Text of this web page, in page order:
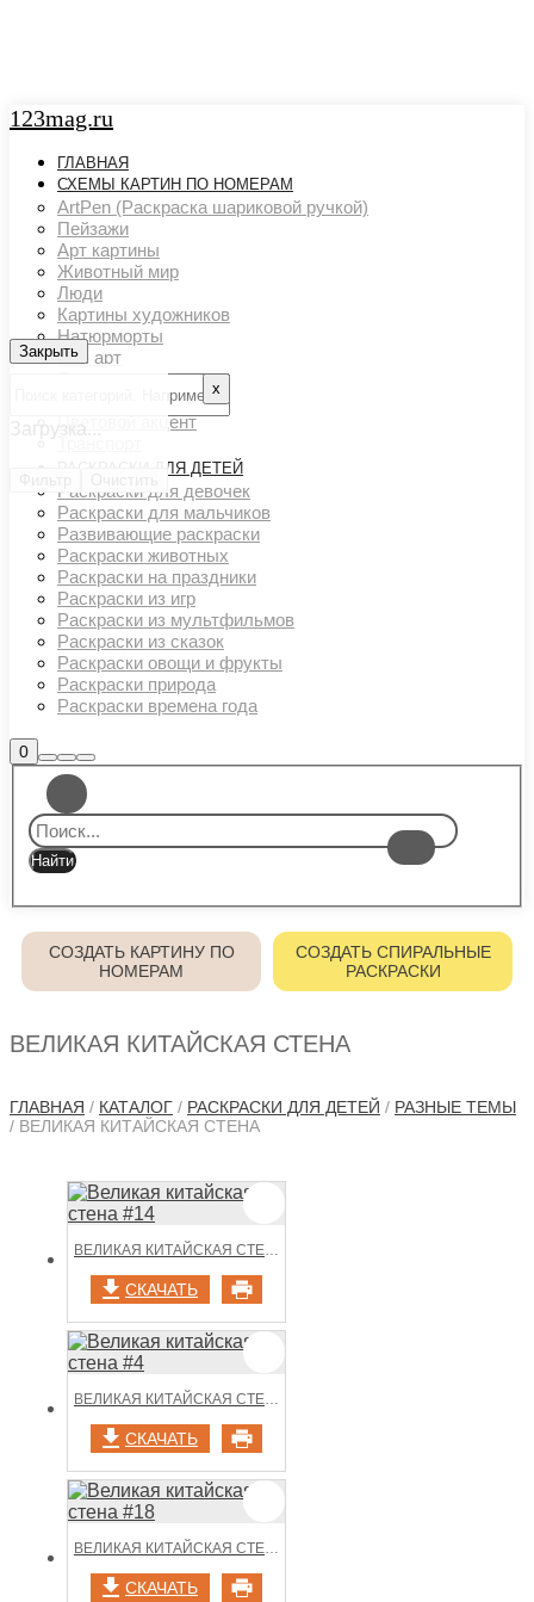
123mag.ru
ГЛАВНАЯ
СХЕМЫ КАРТИН ПО НОМЕРАМ
ArtPen (Раскраска шариковой ручкой)
Пейзажи
Арт картины
Животный мир
Люди
Картины художников
Натюрморты
Поп арт
Страны и города
Цветовой акцент
РАСКРАСКИ ДЛЯ ДЕТЕЙ
Раскраски для девочек
Раскраски для мальчиков
Развивающие раскраски
Раскраски животных
Раскраски на праздники
Раскраски из игр
Раскраски из мультфильмов
Раскраски из сказок
Раскраски овощи и фрукты
Раскраски природа
Раскраски времена года
0Боковая
панель
магазина
Найти
Больше
информации
Главное
меню
СОЗДАТЬ КАРТИНУ ПО
НОМЕРАМ
СОЗДАТЬ СПИРАЛЬНЫЕ
РАСКРАСКИ
ВЕЛИКАЯ КИТАЙСКАЯ СТЕНА
ГЛАВНАЯ / КАТАЛОГ / РАСКРАСКИ ДЛЯ ДЕТЕЙ / РАЗНЫЕ ТЕМЫ
/ ВЕЛИКАЯ КИТАЙСКАЯ СТЕНА
ВЕЛИКАЯ КИТАЙСКАЯ СТЕНА #14
СКАЧАТЬ
ВЕЛИКАЯ КИТАЙСКАЯ СТЕНА #4
СКАЧАТЬ
ВЕЛИКАЯ КИТАЙСКАЯ СТЕНА #18
СКАЧАТЬ
Закрыть
Закрыть
х
Загрузка...